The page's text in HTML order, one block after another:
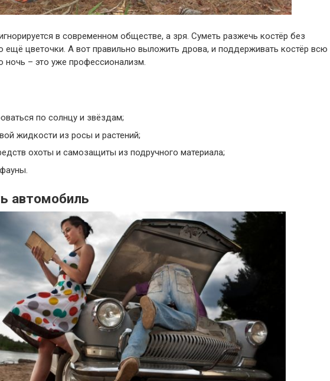
в современном обществе, а зря. Суметь разжечь костёр без
ещё цветочки. А вот правильно выложить дрова, и поддерживать костёр всю
– это уже профессионализм.
по солнцу и звёздам;
жидкости из росы и растений;
охоты и самозащиты из подручного материала;
автомобиль